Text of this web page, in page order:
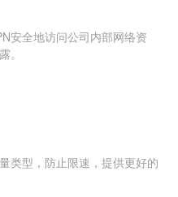
安全地访问公司内部网络资
。
类型，防止限速，提供更好的